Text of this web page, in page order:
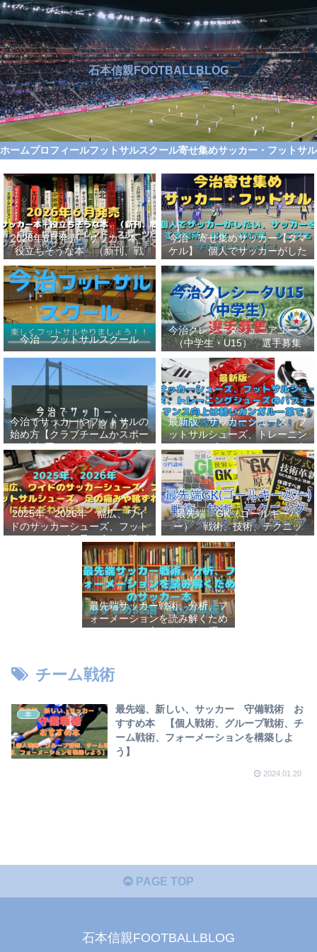
石本信親FOOTBALLBLOG
ホームプロフィールフットサルスクール寄せ集めサッカー・フット
2026年6月発売 サッカー本＋
役立ちそうな本 （新刊、戦
術、自伝、指導法、トレンド、
スポーツビジネス、高校サッカ
ー）勝つ方法、上手くなる方法
を見つけよう！
今治 寄せ集めサッカー【タマ
ケル】 個人でサッカーがした
い、サッカーをする場所、男
女、初心者、シニアも学生もい
っしょに！【タマケル】
今治 フットサルスクール
今治クレシータジュニアユース
（中学生・U15） 選手募集
今治でサッカーやフットサルの
始め方【クラブチームかスポー
ツ少年団かスクールを選ぶ基
準】小学生、幼児（年長・年
中）、サッカー
最新版 サッカーシューズ、フ
ットサルシューズ、トレーニン
グシューズのパフォーマンス向
上は軽いカンガルー革で！痛み
改善、足にフィット！
2025年、2026年 幅広、ワイ
ドのサッカーシューズ、フット
サルシューズ、足の痛みや靴ず
れにはこだわりはカンガルー革
で！
最先端 GK（ゴールキーパ
ー） 戦術、技術、テクニッ
ク、メンタルをレベルアップし
世界基準へ 練習メニューなど
選手、指導者おすすめ本 11
選
最先端サッカー戦術、分析、フ
ォーメーションを読み解くため
のサッカー本おすすめ32選
チーム戦術
本
最先端、新しい、サッカー 守備戦術 お
すすめ本 【個人戦術、グループ戦術、チ
ーム戦術、フォーメーションを構築しよ
う】
2024.01.20
PAGE TOP
石本信親FOOTBALLBLOG